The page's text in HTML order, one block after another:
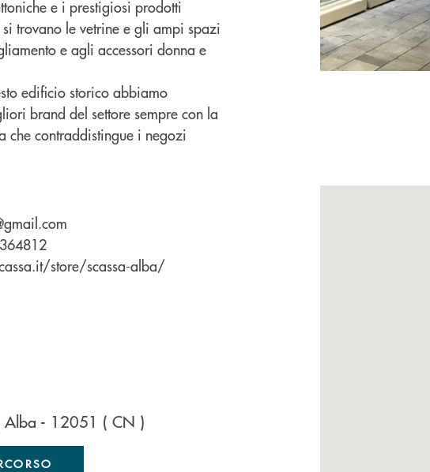
e i prestigiosi prodotti
trovano le vetrine e gli ampi spazi
e agli accessori donna e
edificio storico abbiamo
brand del settore sempre con la
che contraddistingue i negozi
store/scassa-alba/
Alba - 12051 ( CN )